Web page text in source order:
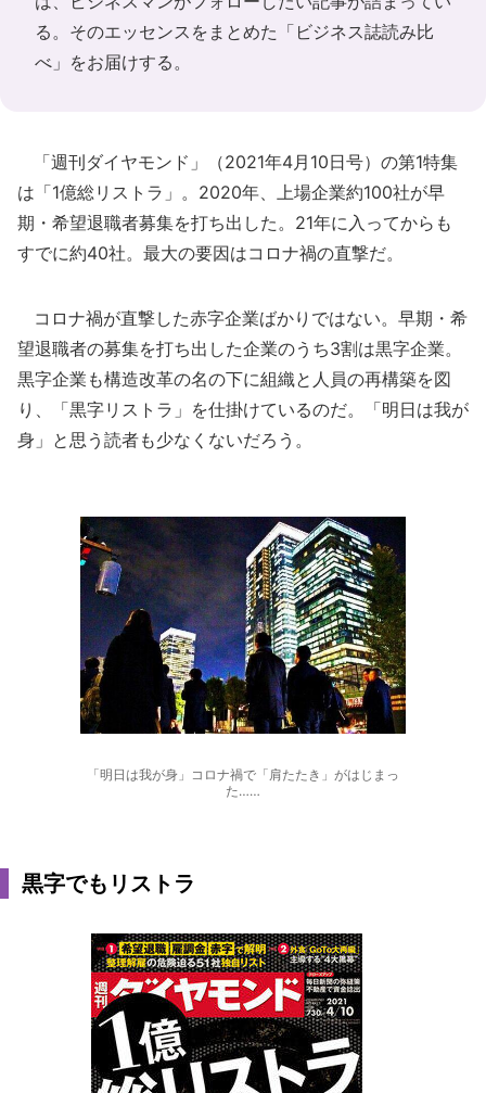
る。そのエッセンスをまとめた「ビジネス誌読み比
べ」をお届けする。
「週刊ダイヤモンド」（2021年4月10日号）の第1特集
は「1億総リストラ」。2020年、上場企業約100社が早
期・希望退職者募集を打ち出した。21年に入ってからも
すでに約40社。最大の要因はコロナ禍の直撃だ。
コロナ禍が直撃した赤字企業ばかりではない。早期・希
望退職者の募集を打ち出した企業のうち3割は黒字企業。
黒字企業も構造改革の名の下に組織と人員の再構築を図
り、「黒字リストラ」を仕掛けているのだ。「明日は我が
身」と思う読者も少なくないだろう。
「明日は我が身」コロナ禍で「肩たたき」がはじまっ
た……
黒字でもリストラ